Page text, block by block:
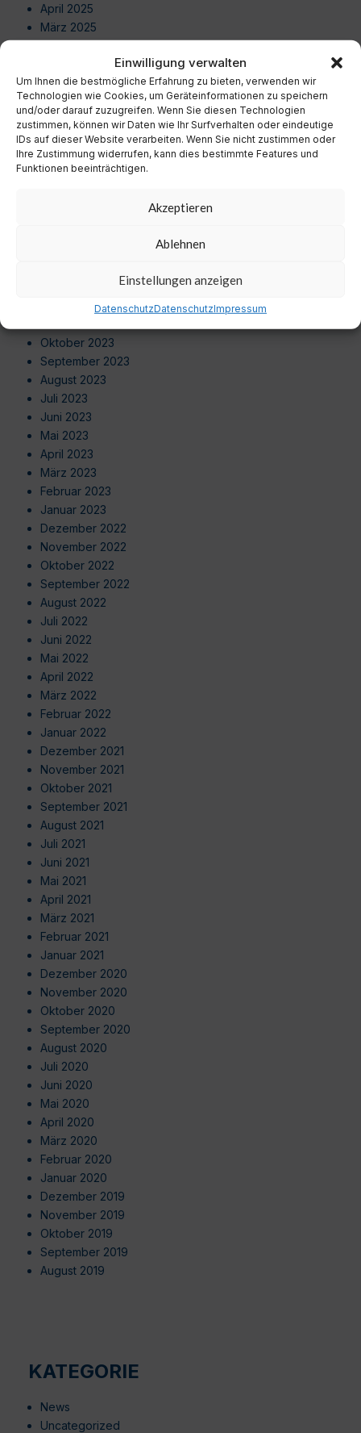
Einwilligung verwalten
Um Ihnen die bestmögliche Erfahrung zu bieten, verwenden wir
Technologien wie Cookies, um Geräteinformationen zu speichern
und/oder darauf zuzugreifen. Wenn Sie diesen Technologien
zustimmen, können wir Daten wie Ihr Surfverhalten oder eindeutige
IDs auf dieser Website verarbeiten. Wenn Sie nicht zustimmen oder
Ihre Zustimmung widerrufen, kann dies bestimmte Features und
Funktionen beeinträchtigen.
Akzeptieren
Ablehnen
Einstellungen anzeigen
DatenschutzDatenschutzImpressum
April 2025
März 2025
Dezember 2024
November 2024
Oktober 2024
September 2024
August 2024
Juli 2024
Dezember 2023
Oktober 2023
September 2023
August 2023
Juli 2023
Juni 2023
Mai 2023
April 2023
März 2023
Februar 2023
Januar 2023
Dezember 2022
November 2022
Oktober 2022
September 2022
August 2022
Juli 2022
Juni 2022
Mai 2022
April 2022
März 2022
Februar 2022
Januar 2022
Dezember 2021
November 2021
Oktober 2021
September 2021
August 2021
Juli 2021
Juni 2021
Mai 2021
April 2021
März 2021
Februar 2021
Januar 2021
Dezember 2020
November 2020
Oktober 2020
September 2020
August 2020
Juli 2020
Juni 2020
Mai 2020
April 2020
März 2020
Februar 2020
Januar 2020
Dezember 2019
November 2019
Oktober 2019
September 2019
August 2019
KATEGORIE
News
Uncategorized